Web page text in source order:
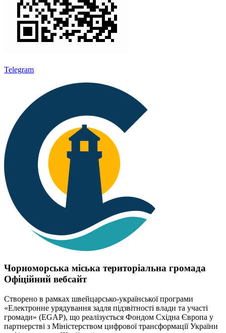
Telegram
Чорноморська міська територіальна громада
Офіційний вебсайт
Створено в рамках швейцарсько-української програми
«Електронне урядування задля підзвітності влади та участі
громади» (EGAP), що реалізується Фондом Східна Європа у
партнерстві з Міністерством цифрової трансформації України